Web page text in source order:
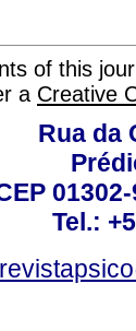
of this
a Creative
Rua da
Tel.: